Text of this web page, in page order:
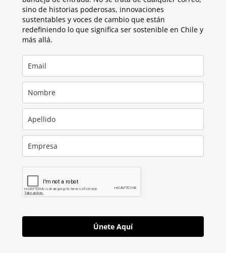
sino de historias poderosas, innovaciones
sustentables y voces de cambio que están
redefiniendo lo que significa ser sostenible en Chile y
más allá.
Únete Aquí